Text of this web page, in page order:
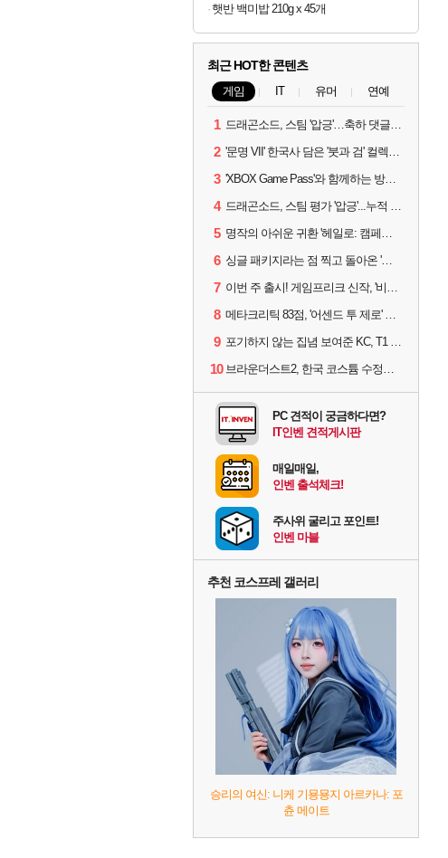
햇반 백미밥 210g x 45개
최근 HOT한 콘텐츠
게임 IT 유머 연예
1 드래곤소드, 스팀 '압긍'…축하 댓글 달고 게임 코드 받자!
2 '문명 VII' 한국사 담은 '붓과 검' 컬렉션 파트 2 출시
3 'XBOX Game Pass'와 함께하는 방구석 피서 게임 4종!
4 드래곤소드, 스팀 평가 '압긍'...누적 판매량 20만장 돌파
5 명작의 아쉬운 귀환 '헤일로: 캠페인 이볼브드'
6 싱글 패키지라는 점 찍고 돌아온 '드래곤소드: 어웨이크닝'
7 이번 주 출시! 게임프리크 신작, '비스트 오브 리인카네이션'
8 메타크리틱 83점, '어센드 투 제로' 정식 출시!
9 포기하지 않는 집념 보여준 KC, T1 잡았다
10 브라운더스트2, 한국 코스튬 수정… 이준희 PD "안 하면 서비스 지속 불가"
PC 견적이 궁금하다면?
IT인벤 견적게시판
매일매일,
인벤 출석체크!
주사위 굴리고 포인트!
인벤 마블
추천 코스프레 갤러리
승리의 여신: 니케 기묭묭지 아르카나: 포
츈 메이트